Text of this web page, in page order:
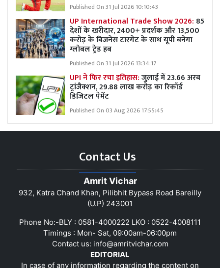
Published On 31 Jul 2026 10:10:43
UP International Trade Show 2026: 85
देशों के खरीदार, 2400+ प्रदर्शक और 13,500
करोड़ के बिजनेस टारगेट के साथ यूपी बनेगा
ग्लोबल ट्रेड हब
Published On 31 Jul 2026 13:34:17
UPI ने फिर रचा इतिहास:जुलाई में 23.66 अरब
ट्रांजैक्शन, 29.88 लाख करोड़ का रिकॉर्ड
डिजिटल पेमेंट
Published On 03 Aug 2026 17:55:45
Contact Us
Amrit Vichar
932, Katra Chand Khan, Pilibhit Bypass Road Bareilly
(U.P) 243001
Phone No:-BLY : 0581-4000222 LKO : 0522-4008111
Timings : Mon- Sat, 09:00am-06:00pm
Contact us: info@amritvichar.com
EDITORIAL
In case of any information regarding the content on